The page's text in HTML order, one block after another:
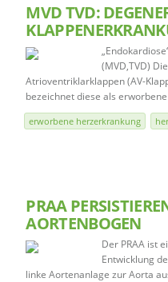
MVD TVD:
(MVD,TVD)
Atrioventriklarklappen (AV-
bezeichnet diese als
erworbene herzerkrankung
PRAA
AORTENBOGEN
Der PRAA ist
Entwicklung
linke Aortenanlage zur Aorta